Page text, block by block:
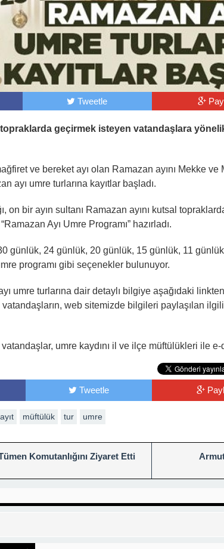
Tweetle
topraklarda geçirmek isteyen vatandaşlara
ve bereket ayı olan Ramazan ayını Mekke
ayı umre turlarına kayıtlar başladı.
on bir ayın sultanı Ramazan ayını kutsal
Ayı Umre Programı” hazırladı.
günlük, 24 günlük, 20 günlük, 15 günlük, 11
programı gibi seçenekler bulunuyor.
umre turlarına dair detaylı bilgiye aşağıdaki
vatandaşların, web sitemizde bilgileri paylaşılan
umre kaydını il ve ilçe müftülükleri ile
Tweetle
müftülük tur umre
Komutanlığını Ziyaret Etti